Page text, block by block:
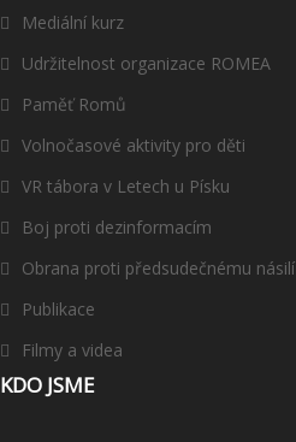
Mediální kurz
Udržitelnost organizace ROMEA
Paměť Romů
Volnočasové aktivity pro děti
VR tábora v Letech u Písku
Boj proti dezinformacím
Obrana proti předsudečnému násilí
Publikace
Filmy a videa
KDO JSME